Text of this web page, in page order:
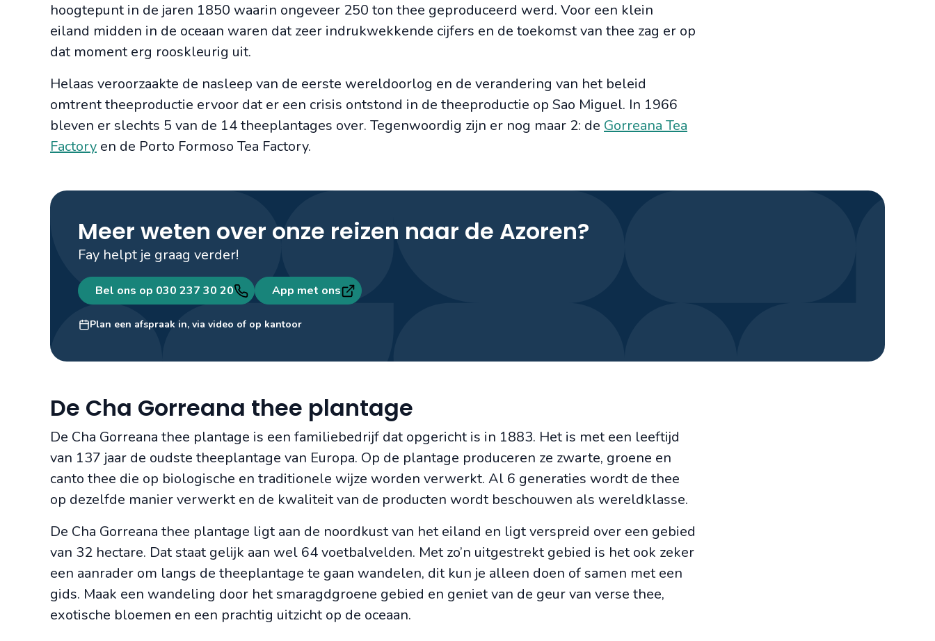
hoogtepunt in de jaren 1850 waarin ongeveer 250 ton thee geproduceerd werd. Voor een klein
eiland midden in de oceaan waren dat zeer indrukwekkende cijfers en de toekomst van thee zag er op
dat moment erg rooskleurig uit.
Helaas veroorzaakte de nasleep van de eerste wereldoorlog en de verandering van het beleid
omtrent theeproductie ervoor dat er een crisis ontstond in de theeproductie op Sao Miguel. In 1966
bleven er slechts 5 van de 14 theeplantages over. Tegenwoordig zijn er nog maar 2: de Gorreana Tea
Factory en de Porto Formoso Tea Factory.
Meer weten over onze reizen naar de Azoren?
Fay helpt je graag verder!
Bel ons op 030 237 30 20 App met ons
Plan een afspraak in, via video of op kantoor
De Cha Gorreana thee plantage
De Cha Gorreana thee plantage is een familiebedrijf dat opgericht is in 1883. Het is met een leeftijd
van 137 jaar de oudste theeplantage van Europa. Op de plantage produceren ze zwarte, groene en
canto thee die op biologische en traditionele wijze worden verwerkt. Al 6 generaties wordt de thee
op dezelfde manier verwerkt en de kwaliteit van de producten wordt beschouwen als wereldklasse.
De Cha Gorreana thee plantage ligt aan de noordkust van het eiland en ligt verspreid over een gebied
van 32 hectare. Dat staat gelijk aan wel 64 voetbalvelden. Met zo’n uitgestrekt gebied is het ook zeker
een aanrader om langs de theeplantage te gaan wandelen, dit kun je alleen doen of samen met een
gids. Maak een wandeling door het smaragdgroene gebied en geniet van de geur van verse thee,
exotische bloemen en een prachtig uitzicht op de oceaan.